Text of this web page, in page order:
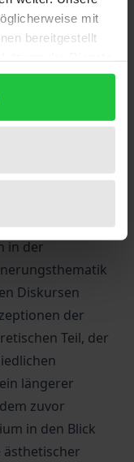
mit
bereitgestellt
möglich. Diese
Adressaten,
Wie
und der
Frischs?
in der
Diskursen
der
Teil, der
längerer
zuvor
in den Blick